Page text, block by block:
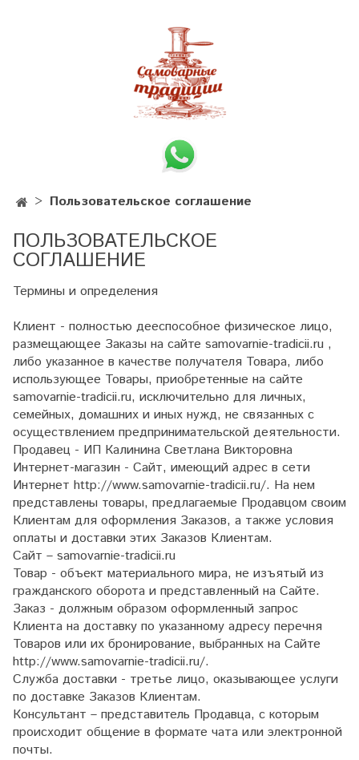
Пользовательское соглашение
ПОЛЬЗОВАТЕЛЬСКОЕ
СОГЛАШЕНИЕ
Термины и определения
Клиент - полностью дееспособное физическое лицо,
размещающее Заказы на сайте samovarnie-tradicii.ru ,
либо указанное в качестве получателя Товара, либо
использующее Товары, приобретенные на сайте
samovarnie-tradicii.ru, исключительно для личных,
семейных, домашних и иных нужд, не связанных с
осуществлением предпринимательской деятельности.
Продавец - ИП Калинина Светлана Викторовна
Интернет-магазин - Сайт, имеющий адрес в сети
Интернет http://www.samovarnie-tradicii.ru/. На нем
представлены товары, предлагаемые Продавцом своим
Клиентам для оформления Заказов, а также условия
оплаты и доставки этих Заказов Клиентам.
Сайт – samovarnie-tradicii.ru
Товар - объект материального мира, не изъятый из
гражданского оборота и представленный на Сайте.
Заказ - должным образом оформленный запрос
Клиента на доставку по указанному адресу перечня
Товаров или их бронирование, выбранных на Сайте
http://www.samovarnie-tradicii.ru/.
Служба доставки - третье лицо, оказывающее услуги
по доставке Заказов Клиентам.
Консультант – представитель Продавца, с которым
происходит общение в формате чата или электронной
почты.